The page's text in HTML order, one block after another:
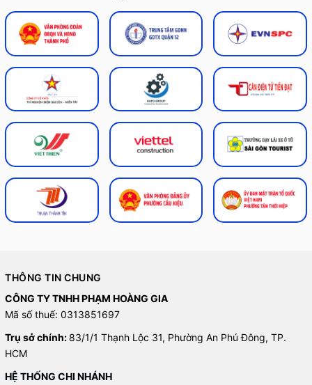
THÔNG TIN CHUNG
CÔNG TY TNHH PHẠM HOÀNG GIA
Mã số thuế: 0313851697
Trụ sở chính: 83/1/1 Thạnh Lộc 31, Phường An Phú Đông, TP.
HCM
HỆ THỐNG CHI NHÁNH